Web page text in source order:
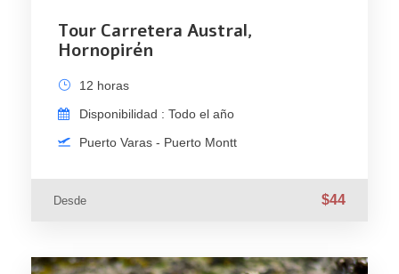
Tour Carretera Austral,
Hornopirén
12 horas
Disponibilidad : Todo el año
Puerto Varas - Puerto Montt
Desde $44